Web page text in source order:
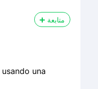
متابعة
una